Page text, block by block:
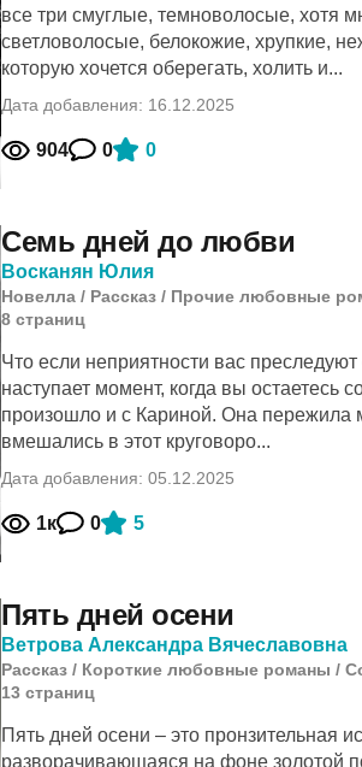
все три смуглые, темноволосые, хотя
светловолосые, белокожие, хрупкие,
которую хочется оберегать, холить и...
Дата добавления: 16.12.2025
904 0 0
Семь дней до любви
Восканян Юлия
Новелла / Рассказ / Прочие любовные
8 cтраниц
Что если неприятности вас
наступает момент, когда вы остаетесь
произошло и с Кариной. Она пережила
вмешались в этот круговоро...
Дата добавления: 05.12.2025
1к 0 5
Пять дней осени
Ветрова Александра Вячеславовна
Рассказ / Короткие любовные романы /
13 cтраниц
Пять дней осени – это пронзительная
разворачивающаяся на фоне золотой